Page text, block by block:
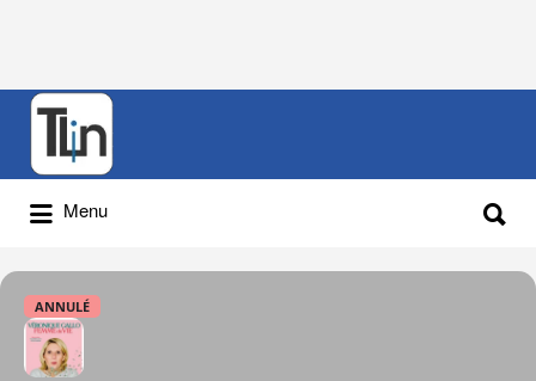
Rechercher
Menu
ANNULÉ